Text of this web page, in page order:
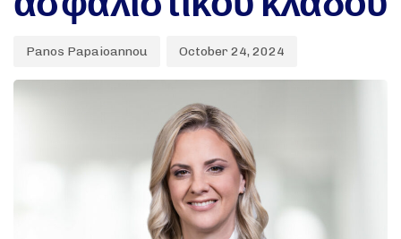
Panos Papaioannou October 24, 2024